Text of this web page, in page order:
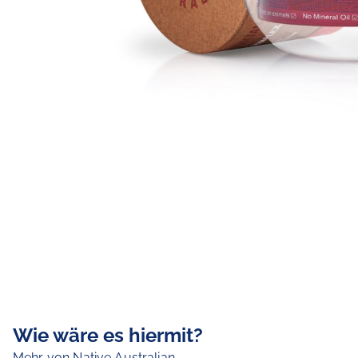
Wie wäre es hiermit?